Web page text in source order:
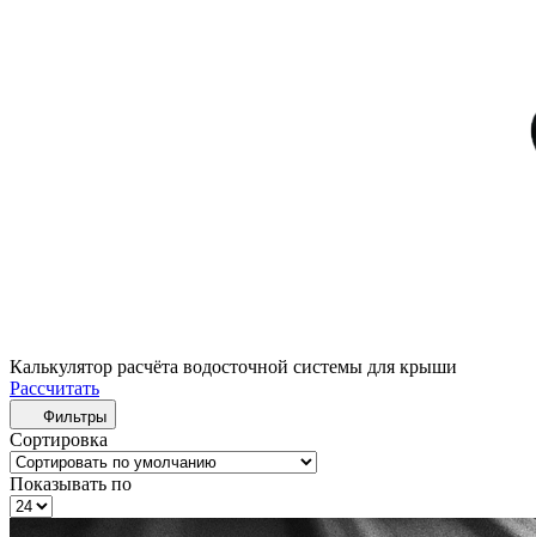
Калькулятор расчёта водосточной системы для крыши
Рассчитать
Фильтры
Сортировка
Показывать по